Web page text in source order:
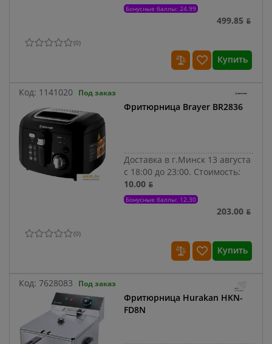
Бонусные баллы: 24.99
499.85 ƃ
(0)
Купить
Код: 1141020 Под заказ
Фритюрница Brayer BR2836
Доставка в г.Минск 13 августа
с 18:00 до 23:00. Стоимость:
10.00 ƃ
Бонусные баллы: 12.30
203.00 ƃ
(0)
Купить
Код: 7628083 Под заказ
Фритюрница Hurakan HKN-
FD8N